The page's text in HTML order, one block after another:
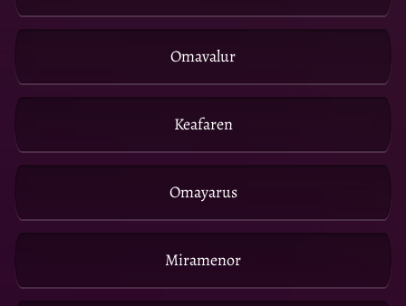
Omavalur
Keafaren
Omayarus
Miramenor